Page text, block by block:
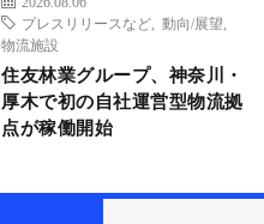
プレスリリースなど
動向/展望
物流施設
住友林業グループ、神奈川・
厚木で初の自社運営型物流拠
点が稼働開始